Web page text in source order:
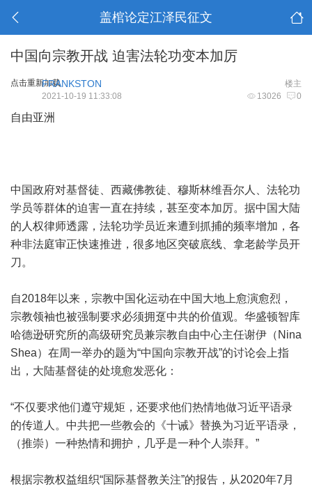
盖棺论定江泽民征文
中国向宗教开战 迫害法轮功变本加厉
点击重新加载 楼主
FRANKSTON
13026 0
2021-10-19 11:33:08
自由亚洲
中国政府对基督徒、西藏佛教徒、穆斯林维吾尔人、法轮功
学员等群体的迫害一直在持续，甚至变本加厉。据中国大陆
的人权律师透露，法轮功学员近来遭到抓捕的频率增加，各
种非法庭审正快速推进，很多地区突破底线、拿老龄学员开
刀。
自2018年以来，宗教中国化运动在中国大地上愈演愈烈，
宗教领袖也被强制要求必须拥趸中共的价值观。华盛顿智库
哈德逊研究所的高级研究员兼宗教自由中心主任谢伊（Nina
Shea）在周一举办的题为“中国向宗教开战”的讨论会上指
出，大陆基督徒的处境愈发恶化：
“不仅要求他们遵守规矩，还要求他们热情地做习近平语录
的传道人。中共把一些教会的《十诫》替换为习近平语录，
（推崇）一种热情和拥护，几乎是一种个人崇拜。”
根据宗教权益组织“国际基督教关注”的报告，从2020年7月